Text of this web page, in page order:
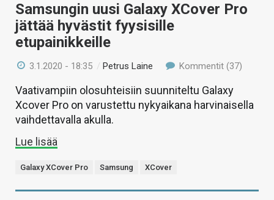
Samsungin uusi Galaxy XCover Pro
jättää hyvästit fyysisille
etupainikkeille
3.1.2020 - 18:35 / Petrus Laine Kommentit (37)
Vaativampiin olosuhteisiin suunniteltu Galaxy
Xcover Pro on varustettu nykyaikana harvinaisella
vaihdettavalla akulla.
Lue lisää
Galaxy XCover Pro Samsung XCover